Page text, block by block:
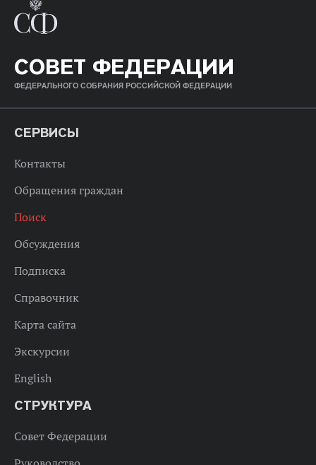
СОВЕТ ФЕДЕРАЦИИ
ФЕДЕРАЛЬНОГО СОБРАНИЯ РОССИЙСКОЙ ФЕДЕРАЦИИ
СЕРВИСЫ
Контакты
Обращения граждан
Поиск
Обсуждения
Подписка
Справочник
Карта сайта
Экскурсии
English
СТРУКТУРА
Совет Федерации